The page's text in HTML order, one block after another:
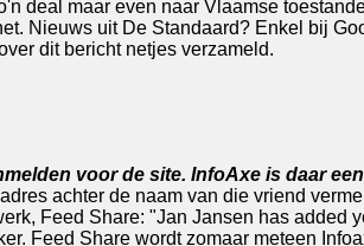
deal maar even naar Vlaamse
Nieuws uit De Standaard? Enkel bij
dit bericht netjes verzameld.
voor de site. InfoAxe is daar
achter de naam van die vriend
Feed Share: "Jan Jansen has added
Feed Share wordt zomaar meteen